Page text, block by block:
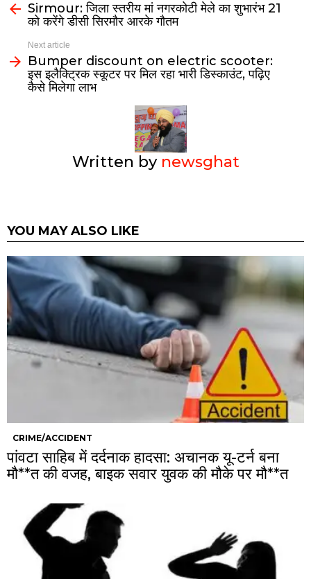
Sirmour: जिला स्तरीय मां नगरकोटी मेले का शुभारंभ 21
को करेंगे डीसी सिरमौर आरके गौतम
Next article
Bumper discount on electric scooter:
इस इलैक्ट्रिक स्कूटर पर मिल रहा भारी डिस्काउंट, पढ़िए
कैसे मिलेगा लाभ
Written by newsghat
YOU MAY ALSO LIKE
CRIME/ACCIDENT
पांवटा साहिब में दर्दनाक हादसा: अचानक यू-टर्न बना
मौ**त की वजह, बाइक सवार युवक की मौके पर मौ**त